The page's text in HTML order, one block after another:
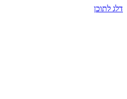
דלג לתוכן